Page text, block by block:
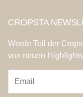
CROPSTA
Werde Teil der
von neuen